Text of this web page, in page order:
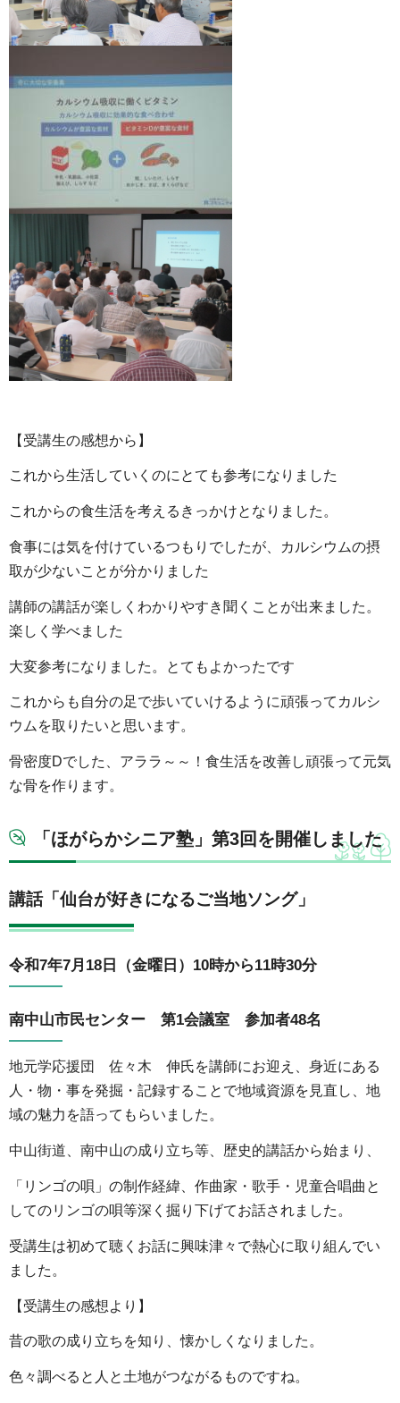
【受講生の感想から】
これから生活していくのにとても参考になりました
これからの食生活を考えるきっかけとなりました。
食事には気を付けているつもりでしたが、カルシウムの摂
取が少ないことが分かりました
講師の講話が楽しくわかりやすき聞くことが出来ました。
楽しく学べました
大変参考になりました。とてもよかったです
これからも自分の足で歩いていけるように頑張ってカルシ
ウムを取りたいと思います。
骨密度Dでした、アララ～～！食生活を改善し頑張って元気
な骨を作ります。
「ほがらかシニア塾」第3回を開催しました
講話「仙台が好きになるご当地ソング」
令和7年7月18日（金曜日）10時から11時30分
南中山市民センター 第1会議室 参加者48名
地元学応援団 佐々木 伸氏を講師にお迎え、身近にある
人・物・事を発掘・記録することで地域資源を見直し、地
域の魅力を語ってもらいました。
中山街道、南中山の成り立ち等、歴史的講話から始まり、
「リンゴの唄」の制作経緯、作曲家・歌手・児童合唱曲と
してのリンゴの唄等深く掘り下げてお話されました。
受講生は初めて聴くお話に興味津々で熱心に取り組んでい
ました。
【受講生の感想より】
昔の歌の成り立ちを知り、懐かしくなりました。
色々調べると人と土地がつながるものですね。